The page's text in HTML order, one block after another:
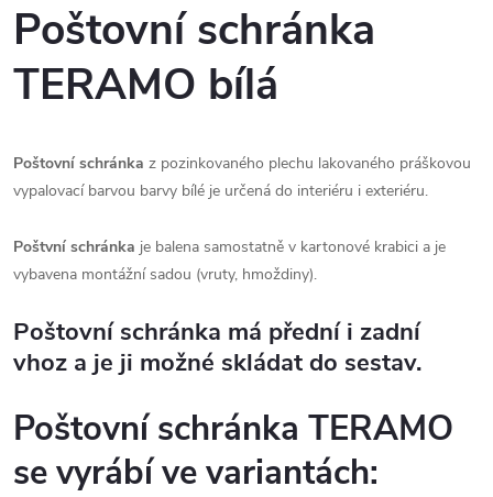
Poštovní schránka
TERAMO bílá
Poštovní schránka z pozinkovaného plechu lakovaného práškovou
vypalovací barvou barvy bílé je určená do interiéru i exteriéru.
Poštvní schránka je balena samostatně v kartonové krabici a je
vybavena montážní sadou (vruty, hmoždiny).
Poštovní schránka má přední i zadní
vhoz a je ji možné skládat do sestav.
Poštovní schránka TERAMO
se vyrábí ve variantách: